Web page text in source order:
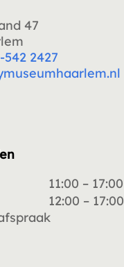
47
542 2427
11:00 – 17:00
12:00 – 17:00